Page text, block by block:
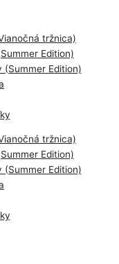
tržnica)
Edition)
Edition)
tržnica)
Edition)
Edition)